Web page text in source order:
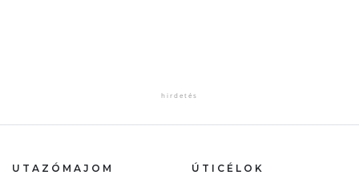
UTAZÓMAJOM ÚTICÉLOK